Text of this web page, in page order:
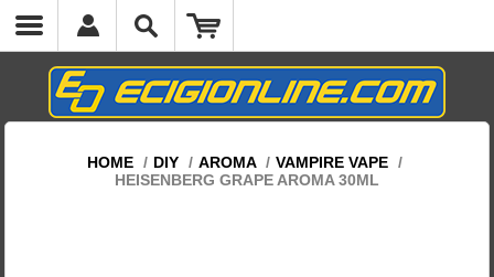
HOME / DIY / AROMA / VAMPIRE VAPE /
HEISENBERG GRAPE AROMA 30ML